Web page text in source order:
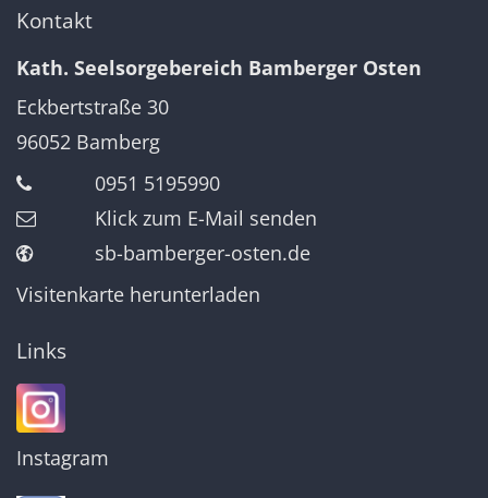
Kontakt
Kath. Seelsorgebereich Bamberger Osten
Eckbertstraße 30
96052 Bamberg
0951 5195990
Klick zum E-Mail senden
sb-bamberger-osten.de
Visitenkarte herunterladen
Links
Instagram